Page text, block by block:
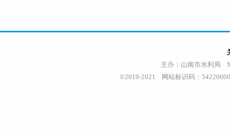
主办：山南市水利局
©2019-2021 网站标识码：